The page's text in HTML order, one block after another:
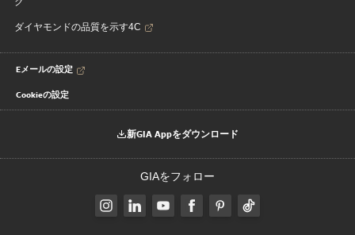
ダイヤモンドの品質を示す4C
Eメールの設定
Cookieの設定
新GIA Appをダウンロード
GIAをフォロー